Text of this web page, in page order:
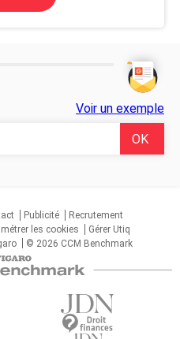
Voir un exemple
Publicité
Recrutement
les cookies
Gérer Utiq
© 2026 CCM Benchmark